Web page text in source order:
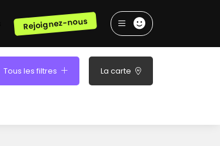
Rejoignez-nous
Tous les filtres La carte